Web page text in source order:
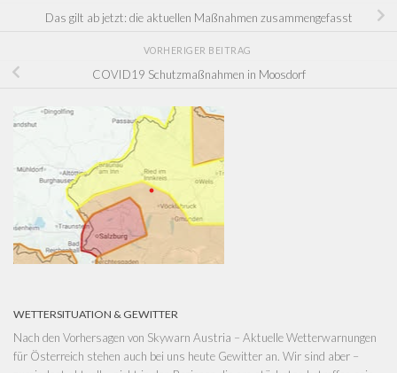
Das gilt ab jetzt: die aktuellen Maßnahmen zusammengefasst
VORHERIGER BEITRAG
COVID19 Schutzmaßnahmen in Moosdorf
WETTERSITUATION & GEWITTER
Nach den Vorhersagen von Skywarn Austria – Aktuelle Wetterwarnungen
für Österreich stehen auch bei uns heute Gewitter an. Wir sind aber –